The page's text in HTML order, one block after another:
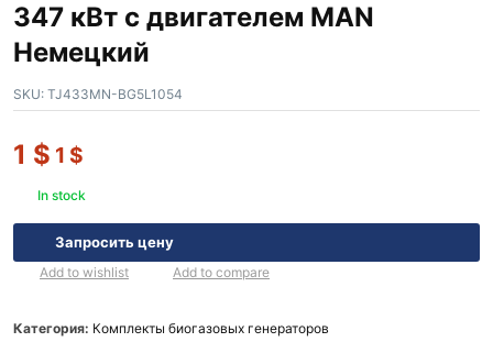
347 кВт с двигателем MAN
Немецкий
SKU: TJ433MN-BG5L1054
1 $ 1 $
In stock
Запросить цену
Add to wishlist Add to compare
Категория: Комплекты биогазовых генераторов